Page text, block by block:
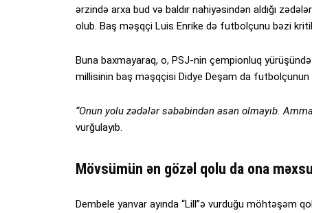
ərzində arxa bud və baldır nahiyəsindən aldığı
olub. Baş məşqçi Luis Enrike də futbolçunu bəzi
Buna baxmayaraq, o, PSJ-nin çempionluq
millisinin baş məşqçisi Didye Deşam da
“Onun yolu zədələr səbəbindən asan olmayıb.
vurğulayıb.
Mövsümün ən gözəl qolu da ona
Dembele yanvar ayında “Lill”ə vurduğu möhtəşəm